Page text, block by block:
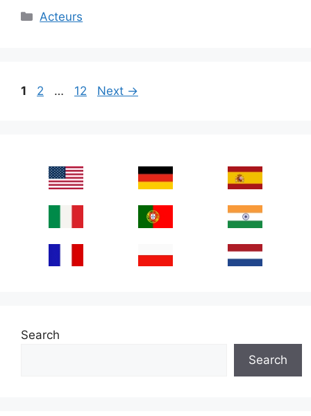
Categories
Acteurs
Page
1 Page
2 … Page
12 Next →
Search
Search